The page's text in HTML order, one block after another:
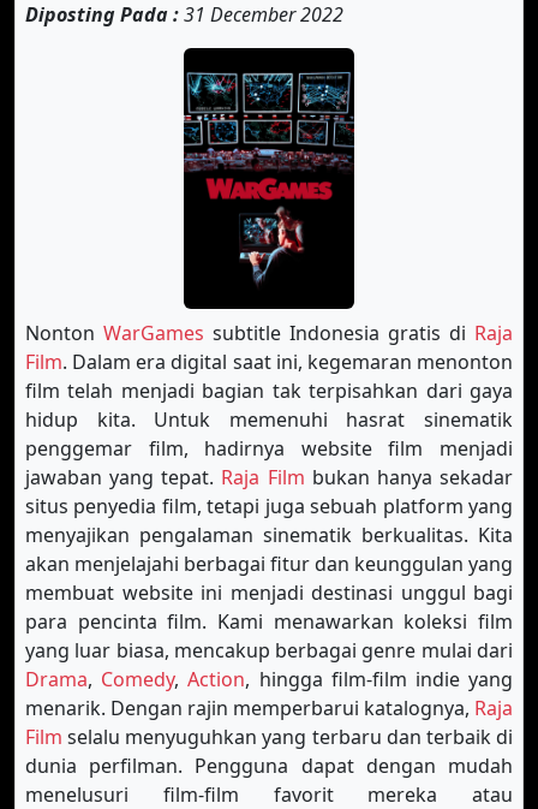
Diposting Pada :31 December 2022
Nonton WarGames subtitle Indonesia gratis di Raja
Film. Dalam era digital saat ini, kegemaran menonton
film telah menjadi bagian tak terpisahkan dari gaya
hidup kita. Untuk memenuhi hasrat sinematik
penggemar film, hadirnya website film menjadi
jawaban yang tepat. Raja Film bukan hanya sekadar
situs penyedia film, tetapi juga sebuah platform yang
menyajikan pengalaman sinematik berkualitas. Kita
akan menjelajahi berbagai fitur dan keunggulan yang
membuat website ini menjadi destinasi unggul bagi
para pencinta film. Kami menawarkan koleksi film
yang luar biasa, mencakup berbagai genre mulai dari
Drama, Comedy,Action, hingga film-film indie yang
menarik. Dengan rajin memperbarui katalognya, Raja
Film selalu menyuguhkan yang terbaru dan terbaik di
dunia perfilman. Pengguna dapat dengan mudah
menelusuri film-film favorit mereka atau